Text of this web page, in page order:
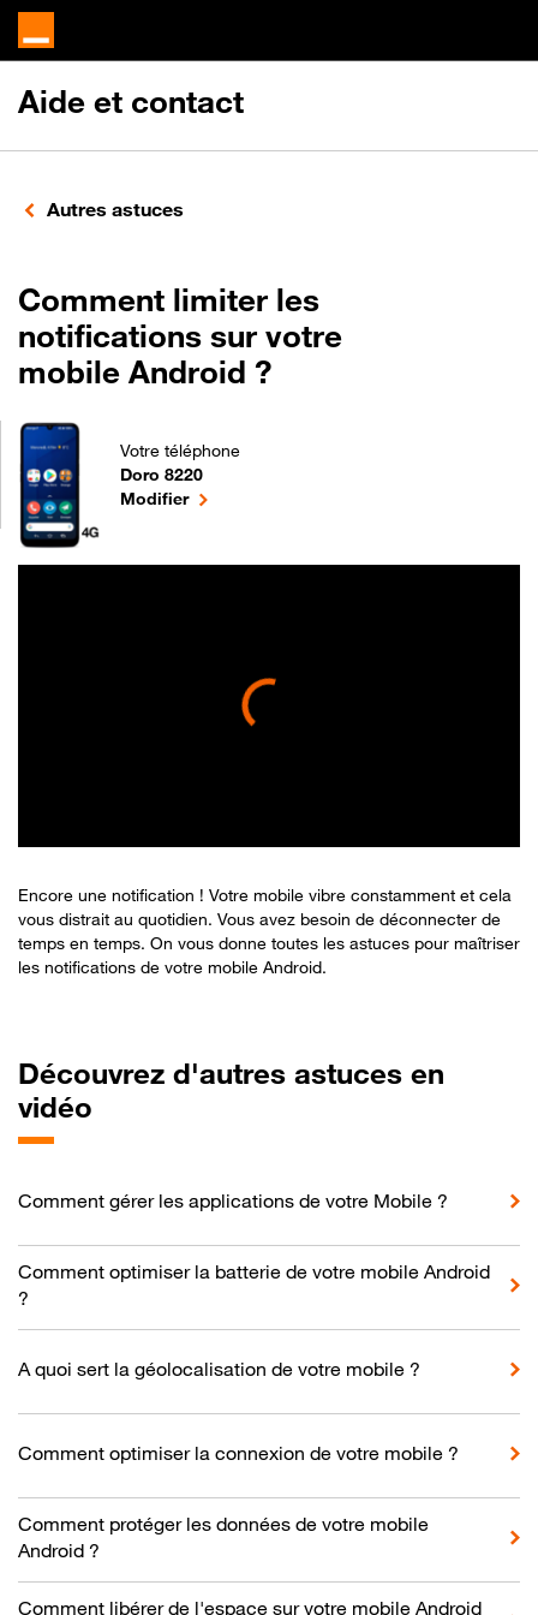
Aide et contact
Autres astuces
Comment limiter les
notifications sur votre
mobile Android ?
Votre téléphone
Doro 8220
Comment limiter les notifications sur votre mobile
Modifierle téléphone sélectionné
Encore une notification ! Votre mobile vibre constamment et cela
vous distrait au quotidien. Vous avez besoin de déconnecter de
temps en temps. On vous donne toutes les astuces pour maîtriser
les notifications de votre mobile Android.
Découvrez d'autres astuces en
vidéo
Comment gérer les applications de votre Mobile ?
Comment optimiser la batterie de votre mobile Android
?
A quoi sert la géolocalisation de votre mobile ?
Comment optimiser la connexion de votre mobile ?
Comment protéger les données de votre mobile
Android ?
Comment libérer de l'espace sur votre mobile Android